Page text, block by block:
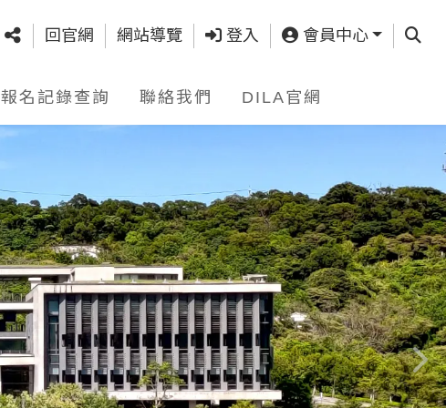
回官網 網站導覽 登入 會員中心 查詢
報名記錄查詢 聯絡我們 DILA官網